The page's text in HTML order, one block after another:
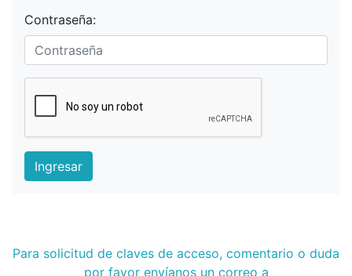
Contraseña:
Ingresar
Para solicitud de claves de acceso, comentario o duda
por favor envíanos un correo a